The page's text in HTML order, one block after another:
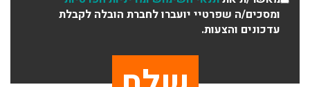
ומסכים/ה שפרטיי יועברו לחברת הובלה לקבלת
עדכונים והצעות.